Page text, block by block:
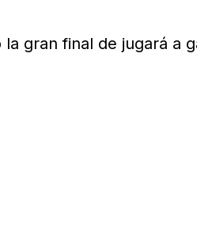
la gran final de jugará a